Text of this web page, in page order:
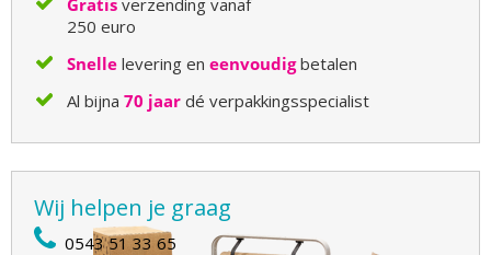
Gratis verzending vanaf
250 euro
Snelle levering en eenvoudigbetalen
Al bijna 70 jaar dé verpakkingsspecialist
Wij helpen je graag
0543 51 33 65